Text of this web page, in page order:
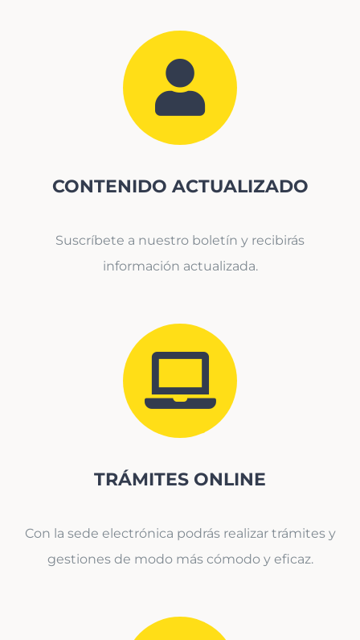
CONTENIDO ACTUALIZADO
Suscríbete a nuestro boletín y recibirás
información actualizada.
TRÁMITES ONLINE
Con la sede electrónica podrás realizar trámites y
gestiones de modo más cómodo y eficaz.